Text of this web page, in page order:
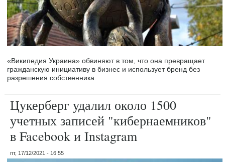
«Википедия Украина» обвиняют в том, что она превращает
гражданскую инициативу в бизнес и использует бренд без
разрешения собственника.
Цукерберг удалил около 1500
учетных записей "кибернаемников"
в Facebook и Instagram
пт, 17/12/2021 - 16:55